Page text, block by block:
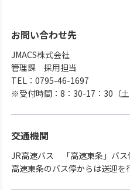
お問い合わせ先
JMACS株式会社
管理課 採用担当
TEL：0795-46-1697
※受付時間：8：30-17：30（土
交通機関
JR高速バス 「高速東条」バ
高速東条のバス停からは送迎を